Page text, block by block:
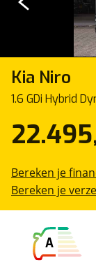
Kia Niro
1.6 GDi Hybrid
A
Bereken je
Bereken je